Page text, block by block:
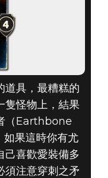
：
月份
卡
道具，最糟糕的
隻怪物上，結果
（Earthbone
果這時你有尤
己喜歡愛裝備多
須注意穿刺之矛